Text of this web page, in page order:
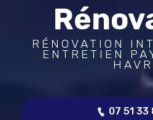
RÉNOVATION
ENTRETIEN
07 51 33